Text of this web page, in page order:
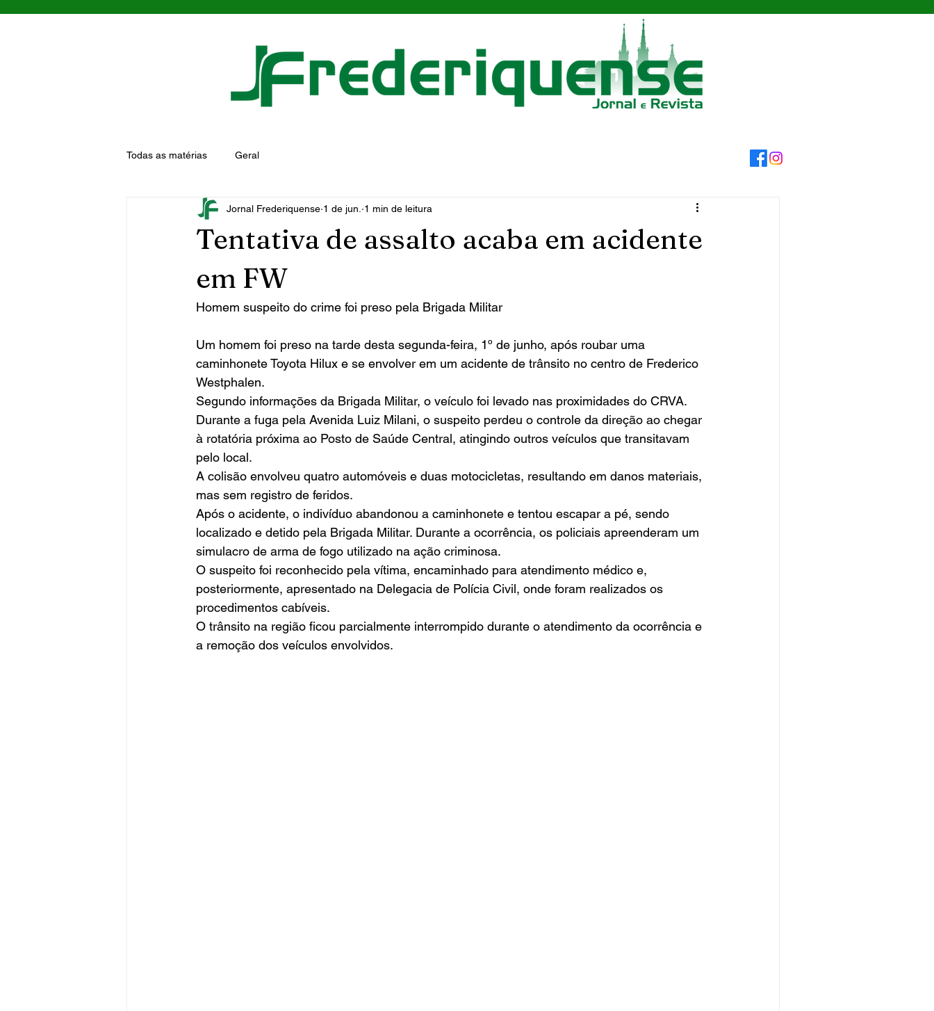
Todas as matérias Geral
Tentativa de assalto acaba em acidente
em FW
Jornal Frederiquense 1 de jun. 1 min de leitura
Homem suspeito do crime foi preso pela Brigada Militar
Um homem foi preso na tarde desta segunda-feira, 1º de junho, após roubar uma
caminhonete Toyota Hilux e se envolver em um acidente de trânsito no centro de Frederico
Westphalen.
Segundo informações da Brigada Militar, o veículo foi levado nas proximidades do CRVA.
Durante a fuga pela Avenida Luiz Milani, o suspeito perdeu o controle da direção ao chegar
à rotatória próxima ao Posto de Saúde Central, atingindo outros veículos que transitavam
pelo local.
A colisão envolveu quatro automóveis e duas motocicletas, resultando em danos materiais,
mas sem registro de feridos.
Após o acidente, o indivíduo abandonou a caminhonete e tentou escapar a pé, sendo
localizado e detido pela Brigada Militar. Durante a ocorrência, os policiais apreenderam um
simulacro de arma de fogo utilizado na ação criminosa.
O suspeito foi reconhecido pela vítima, encaminhado para atendimento médico e,
posteriormente, apresentado na Delegacia de Polícia Civil, onde foram realizados os
procedimentos cabíveis.
O trânsito na região ficou parcialmente interrompido durante o atendimento da ocorrência e
a remoção dos veículos envolvidos.